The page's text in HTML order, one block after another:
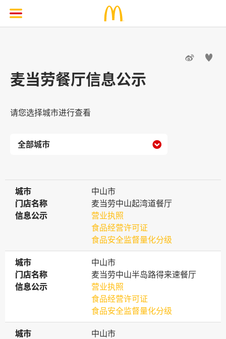
 
麦当劳餐厅信息公示
请您选择城市进行查看

城市
城市
中山市
门店名称
门店名称
麦当劳中山起湾道餐厅
信息公示
信息公示
营业执照
食品经营许可证
食品安全监督量化分级
城市
城市
中山市
门店名称
门店名称
麦当劳中山半岛路得来速餐厅
信息公示
信息公示
营业执照
食品经营许可证
食品安全监督量化分级
城市
城市
中山市